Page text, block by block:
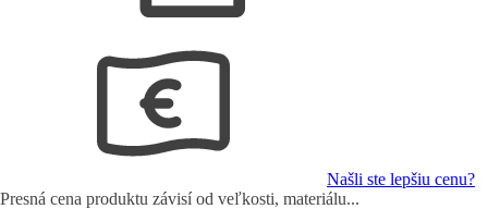
Našli ste lepšiu cenu?
Presná cena produktu závisí od veľkosti, materiálu...